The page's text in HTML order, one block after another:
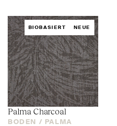
BIOBASIERT NEUE
Palma Charcoal
BODEN / PALMA